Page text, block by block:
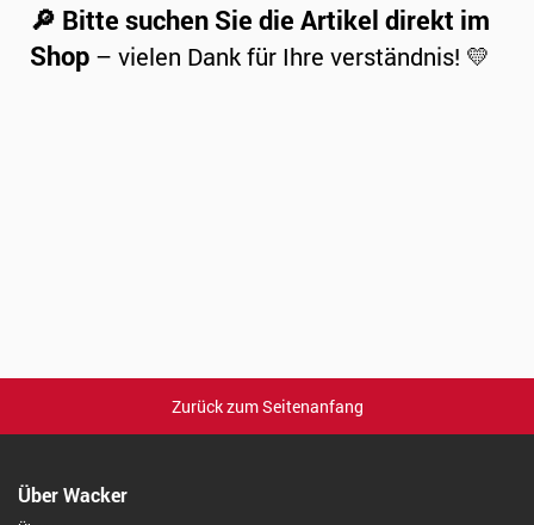
🔎 Bitte suchen Sie die Artikel direkt im
Shop – vielen Dank für Ihre verständnis! 💛
Zurück zum Seitenanfang
Über Wacker